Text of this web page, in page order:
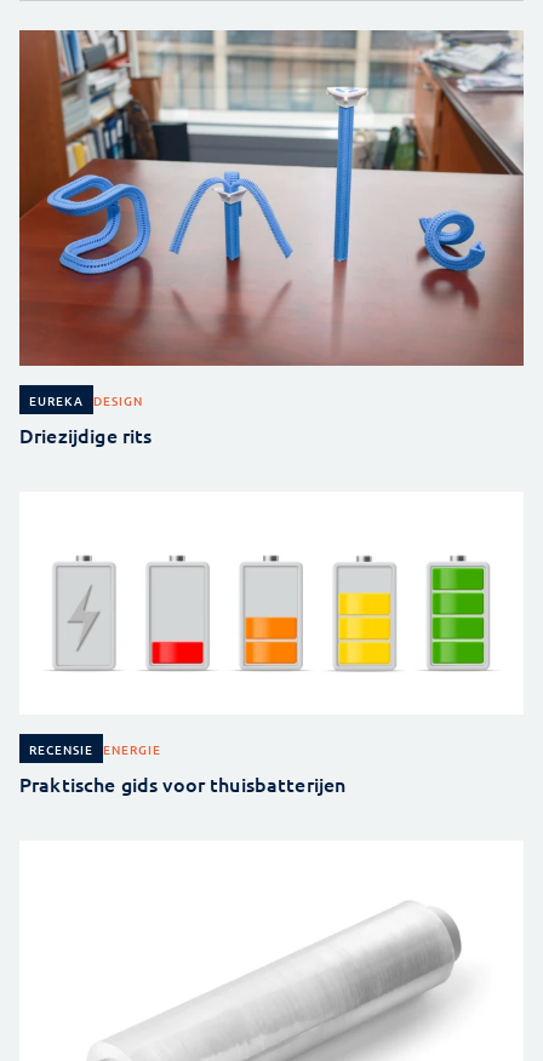
EUREKA DESIGN
Driezijdige rits
RECENSIE ENERGIE
Praktische gids voor thuisbatterijen